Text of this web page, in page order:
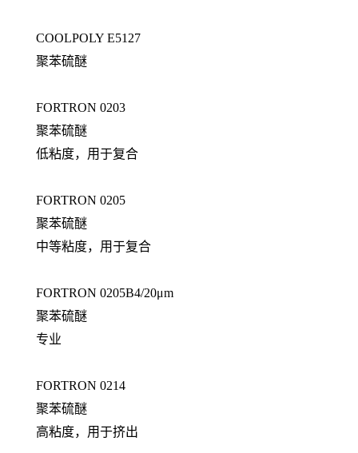
COOLPOLY E5127
聚苯硫醚
FORTRON 0203
聚苯硫醚
低粘度，用于复合
FORTRON 0205
聚苯硫醚
中等粘度，用于复合
FORTRON 0205B4/20μm
聚苯硫醚
专业
FORTRON 0214
聚苯硫醚
高粘度，用于挤出